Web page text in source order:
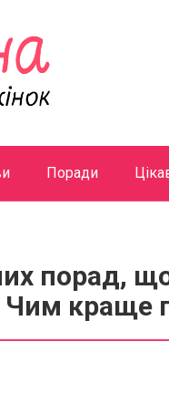
Поради
порад,
Чим краще